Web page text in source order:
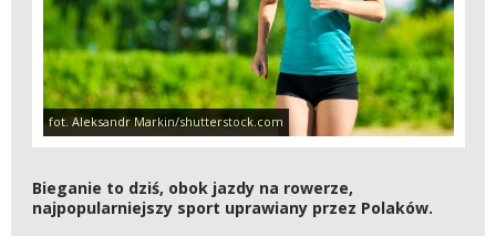
fot. Aleksandr Markin/shutterstock.com
Bieganie to dziś, obok jazdy na rowerze,
najpopularniejszy sport uprawiany przez Polaków.